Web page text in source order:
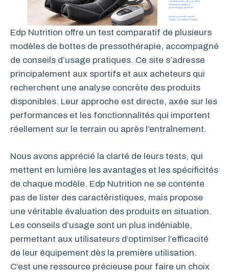
Edp Nutrition offre un test comparatif de plusieurs
modèles de bottes de pressothérapie, accompagné
de conseils d’usage pratiques. Ce site s’adresse
principalement aux sportifs et aux acheteurs qui
recherchent une analyse concrète des produits
disponibles. Leur approche est directe, axée sur les
performances et les fonctionnalités qui importent
réellement sur le terrain ou après l’entraînement.
Nous avons apprécié la clarté de leurs tests, qui
mettent en lumière les avantages et les spécificités
de chaque modèle. Edp Nutrition ne se contente
pas de lister des caractéristiques, mais propose
une véritable évaluation des produits en situation.
Les conseils d’usage sont un plus indéniable,
permettant aux utilisateurs d’optimiser l’efficacité
de leur équipement dès la première utilisation.
C’est une ressource précieuse pour faire un choix